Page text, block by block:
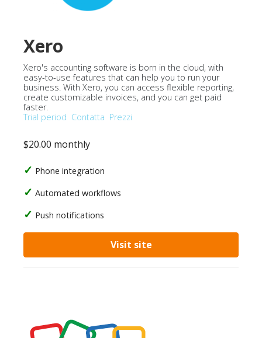
Xero
Xero's accounting software is born in the cloud, with
easy-to-use features that can help you to run your
business. With Xero, you can access flexible reporting,
create customizable invoices, and you can get paid
faster.
Trial period Contatta Prezzi
$20.00 monthly
Phone integration
Automated workflows
Push notifications
Visit site